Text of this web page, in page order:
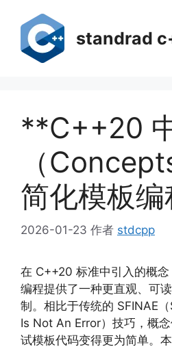
standrad
**C++20
（
简化模板
2026-01-23 作者 stdcpp
在 C++20 标准中引入的概
编程提供了一种更直观、可
制。相比于传统的 SFINAE
Is Not An Error）技巧，概
试模板代码变得更为简单。